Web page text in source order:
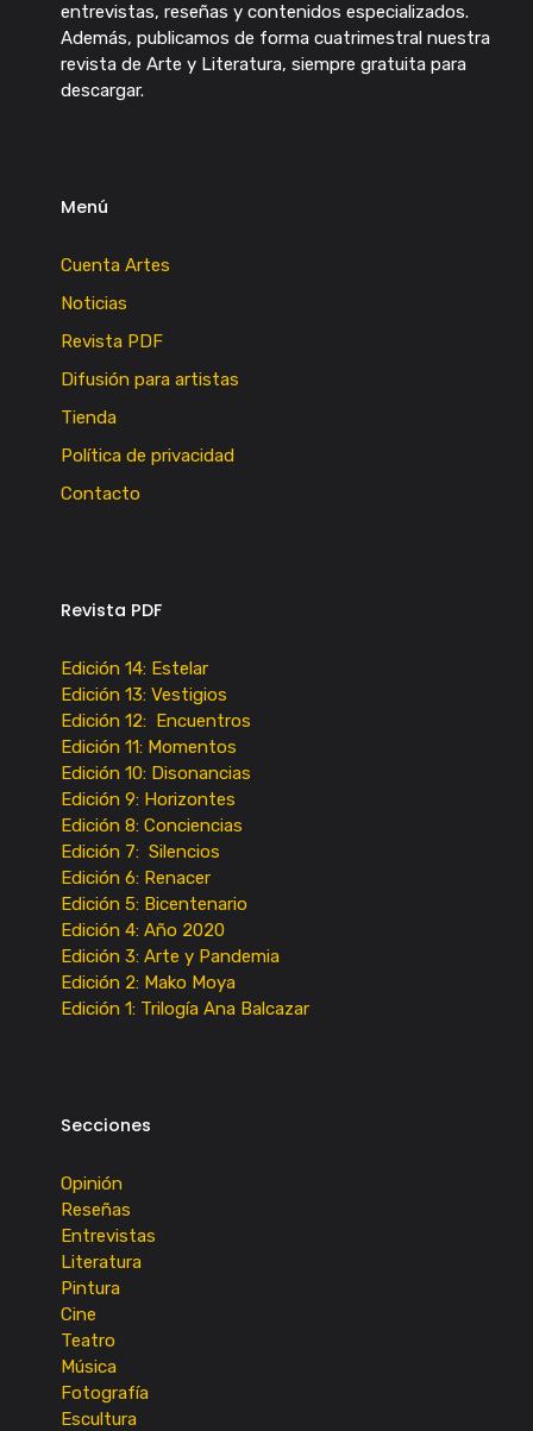
entrevistas, reseñas y contenidos especializados.
Además, publicamos de forma cuatrimestral nuestra
revista de Arte y Literatura, siempre gratuita para
descargar.
Menú
Cuenta Artes
Noticias
Revista PDF
Difusión para artistas
Tienda
Política de privacidad
Contacto
Revista PDF
Edición 14: Estelar
Edición 13: Vestigios
Edición 12: Encuentros
Edición 11: Momentos
Edición 10: Disonancias
Edición 9: Horizontes
Edición 8: Conciencias
Edición 7: Silencios
Edición 6: Renacer
Edición 5: Bicentenario
Edición 4: Año 2020
Edición 3: Arte y Pandemia
Edición 2: Mako Moya
Edición 1: Trilogía Ana Balcazar
Secciones
Opinión
Reseñas
Entrevistas
Literatura
Pintura
Cine
Teatro
Música
Fotografía
Escultura